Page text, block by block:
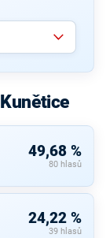
49,68 %
80 hlasů
24,22 %
39 hlasů